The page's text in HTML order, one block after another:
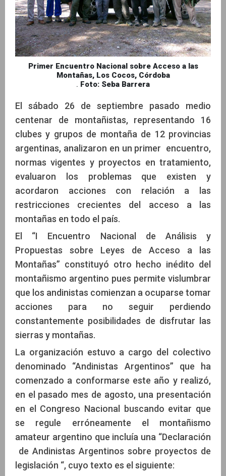
Primer Encuentro Nacional sobre Acceso a las
Montañas, Los Cocos, Córdoba
. Foto: Seba Barrera
El sábado 26 de septiembre pasado medio
centenar de montañistas, representando 16
clubes y grupos de montaña de 12 provincias
argentinas, analizaron en un primer encuentro,
normas vigentes y proyectos en tratamiento,
evaluaron los problemas que existen y
acordaron acciones con relación a las
restricciones crecientes del acceso a las
montañas en todo el país.
El “I Encuentro Nacional de Análisis y
Propuestas sobre Leyes de Acceso a las
Montañas” constituyó otro hecho inédito del
montañismo argentino pues permite vislumbrar
que los andinistas comienzan a ocuparse tomar
acciones para no seguir perdiendo
constantemente posibilidades de disfrutar las
sierras y montañas.
La organización estuvo a cargo del colectivo
denominado “Andinistas Argentinos” que ha
comenzado a conformarse este año y realizó,
en el pasado mes de agosto, una presentación
en el Congreso Nacional buscando evitar que
se regule erróneamente el montañismo
amateur argentino que incluía una “Declaración
de Andinistas Argentinos sobre proyectos de
legislación “, cuyo texto es el siguiente: